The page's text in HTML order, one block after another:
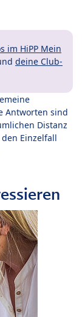
im HiPP Mein
deine Club-
Antworten sind
Distanz
Einzelfall